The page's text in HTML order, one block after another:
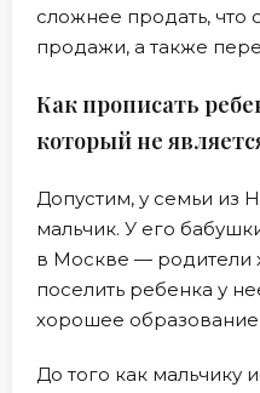
сложнее продать, что
продажи, а также
Как прописать
который не
Допустим, у семьи из
мальчик. У его
в Москве — родители
поселить ребенка у
хорошее
До того как мальчику